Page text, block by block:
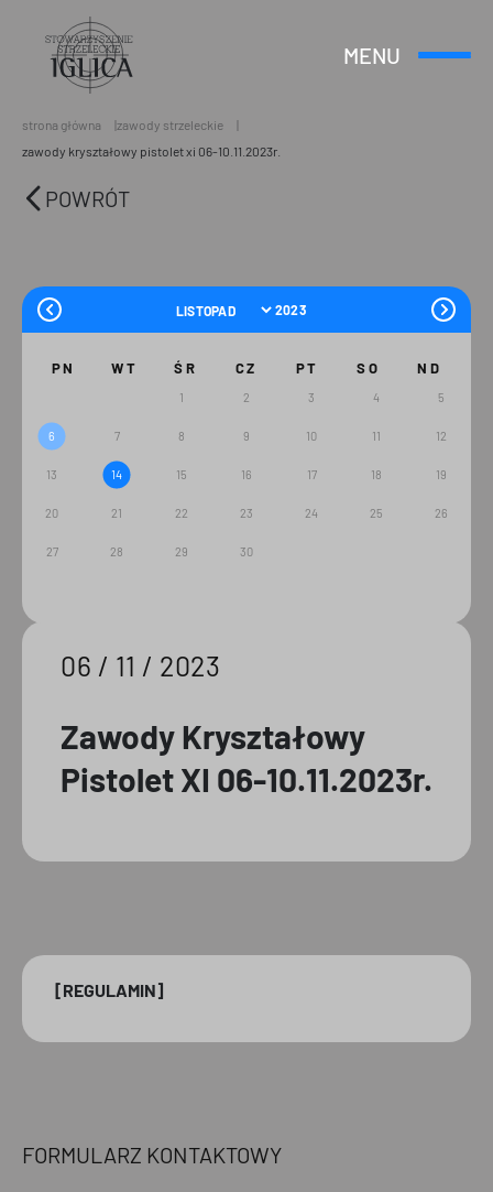
Header
Logo
MENU
Otwórz
strona główna
zawody strzeleckie
zawody kryształowy pistolet xi 06-10.11.2023r.
POWRÓT
06 / 11 / 2023
Zawody Kryształowy
Pistolet XI 06-10.11.2023r.
PN WT ŚR CZ PT SO ND
1 2 3 4 5
6 7 8 9 10 11 12
13 14 15 16 17 18 19
20 21 22 23 24 25 26
27 28 29 30
[REGULAMIN]
FORMULARZ KONTAKTOWY